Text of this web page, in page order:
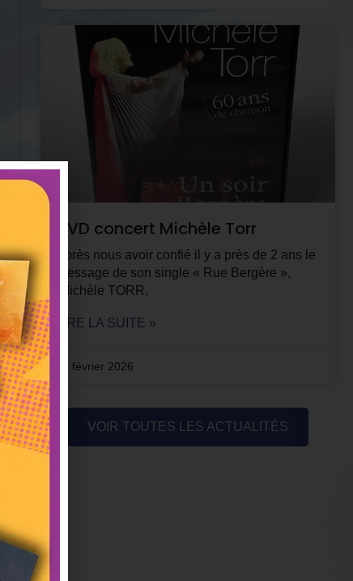
DVD concert Michèle Torr
Après nous avoir confié il y a près de 2 ans le
pressage de son single « Rue Bergère »,
Michèle TORR,
LIRE LA SUITE »
17 février 2026
VOIR TOUTES LES ACTUALITÉS